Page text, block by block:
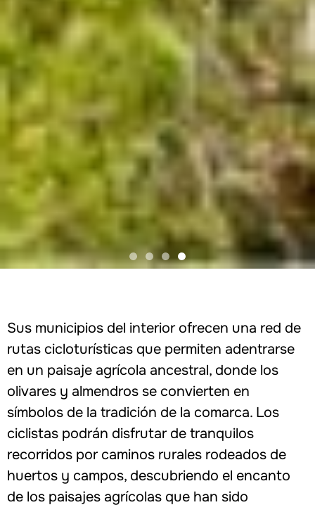
Sus municipios del interior ofrecen una red de
rutas cicloturísticas que permiten adentrarse
en un paisaje agrícola ancestral, donde los
olivares y almendros se convierten en
símbolos de la tradición de la comarca. Los
ciclistas podrán disfrutar de tranquilos
recorridos por caminos rurales rodeados de
huertos y campos, descubriendo el encanto
de los paisajes agrícolas que han sido